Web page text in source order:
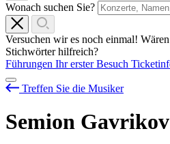
Wonach suchen Sie?
Versuchen wir es noch einmal!
Stichwörter hilfreich?
Führungen Ihr erster Besuch
Treffen Sie die Musiker
Semion Gavrikov